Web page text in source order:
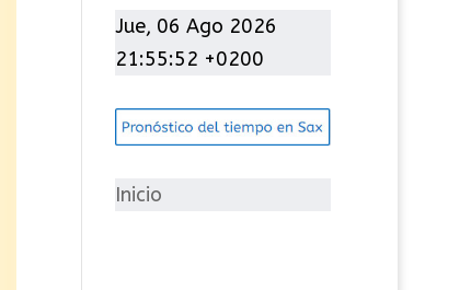
t
e
o
í
Jue, 06 Ago 2026
21:55:53 +0200
Inicio